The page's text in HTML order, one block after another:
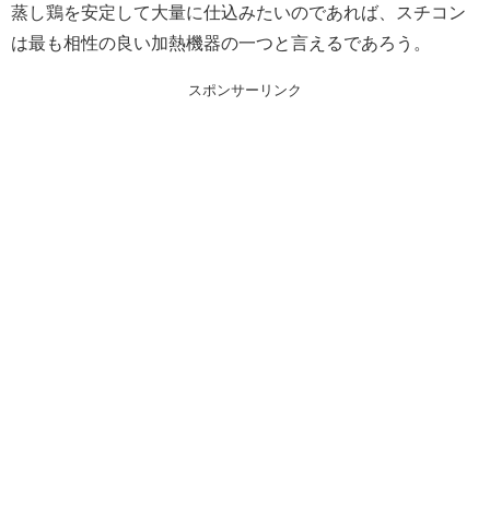
蒸し鶏を安定して大量に仕込みたいのであれば、スチコン
は最も相性の良い加熱機器の一つと言えるであろう。
スポンサーリンク